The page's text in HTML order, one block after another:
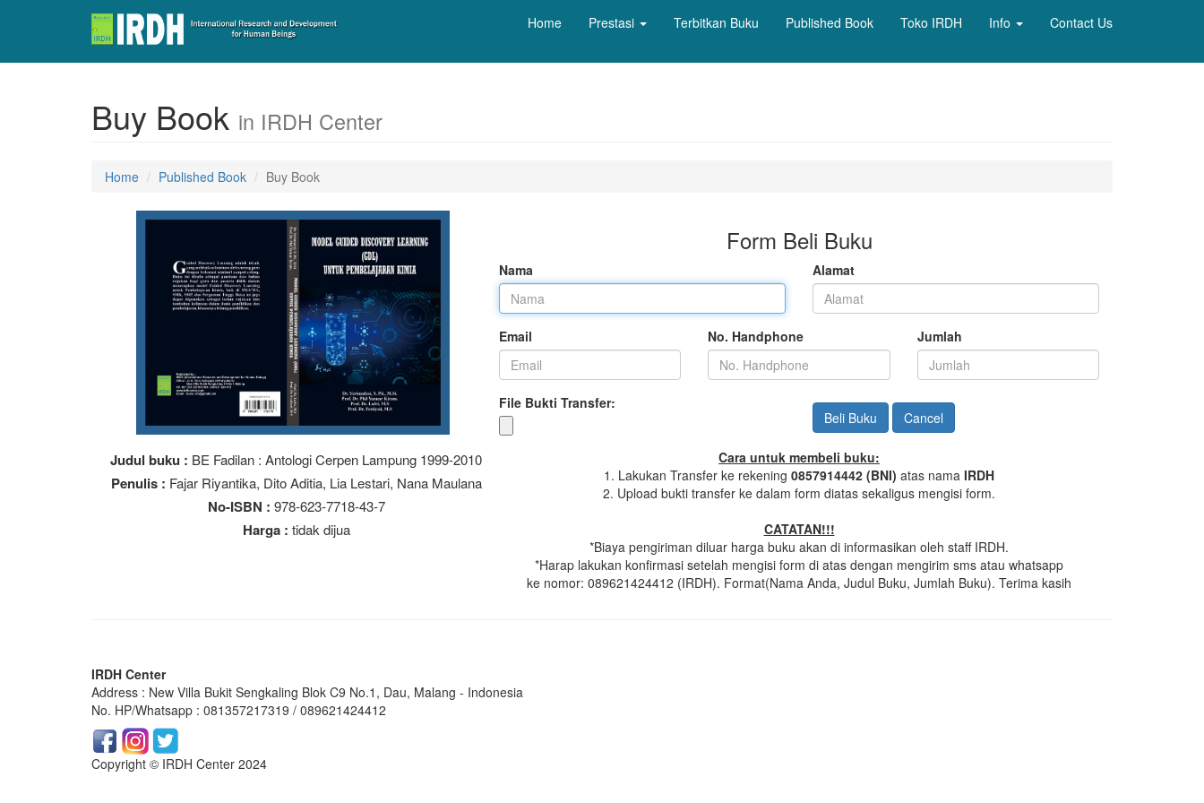
Home Prestasi Terbitkan Buku Published Book Toko IRDH Info Contact Us
Buy Book in IRDH Center
Home Published Book Buy Book
Form Beli Buku
Nama Alamat
Email No. Handphone Jumlah
File Bukti Transfer:
Cancel
Cara untuk membeli buku:
1. Lakukan Transfer ke rekening 0857914442 (BNI) atas nama IRDH
2. Upload bukti transfer ke dalam form diatas sekaligus mengisi form.
CATATAN!!!
*Biaya pengiriman diluar harga buku akan di informasikan oleh staff IRDH.
*Harap lakukan konfirmasi setelah mengisi form di atas dengan mengirim sms atau whatsapp
ke nomor: 089621424412 (IRDH). Format(Nama Anda, Judul Buku, Jumlah Buku). Terima kasih
Judul buku : BE Fadilan : Antologi Cerpen Lampung 1999-2010
Penulis : Fajar Riyantika, Dito Aditia, Lia Lestari, Nana Maulana
No-ISBN : 978-623-7718-43-7
Harga : tidak dijua
IRDH Center
Address : New Villa Bukit Sengkaling Blok C9 No.1, Dau, Malang - Indonesia
No. HP/Whatsapp : 081357217319 / 089621424412
Copyright © IRDH Center 2024